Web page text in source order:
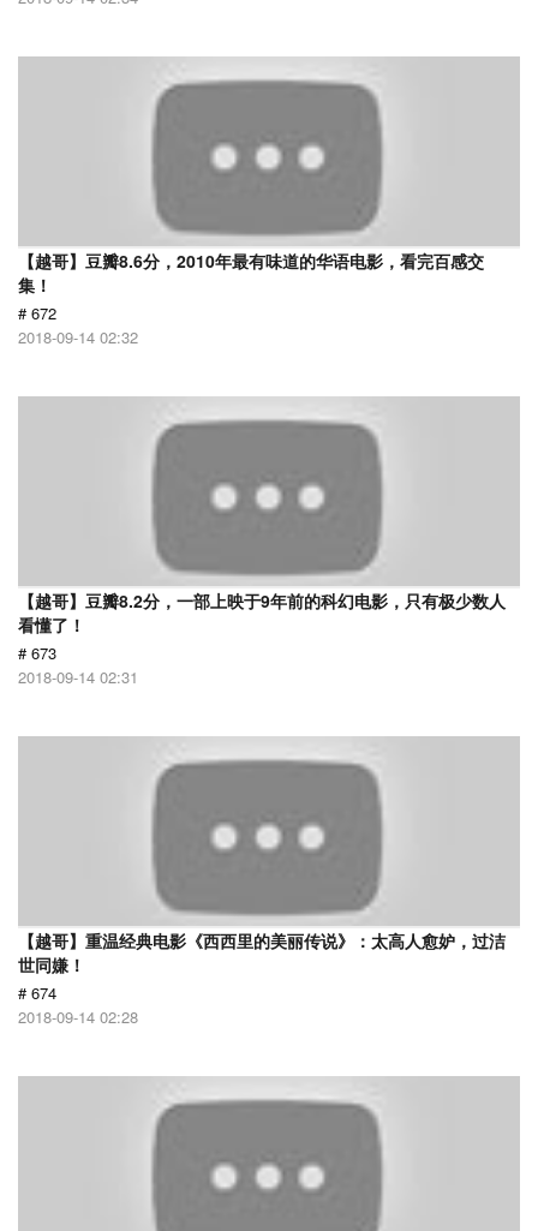
【越哥】豆瓣8.6分，2010年最有味道的华语电影，看完百感交
集！
# 672
2018-09-14 02:32
【越哥】豆瓣8.2分，一部上映于9年前的科幻电影，只有极少数人
看懂了！
# 673
2018-09-14 02:31
【越哥】重温经典电影《西西里的美丽传说》：太高人愈妒，过洁
世同嫌！
# 674
2018-09-14 02:28